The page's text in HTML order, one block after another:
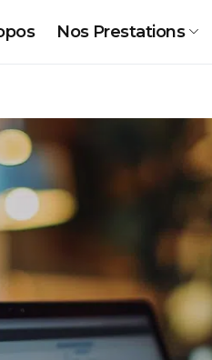
Nos Prestations